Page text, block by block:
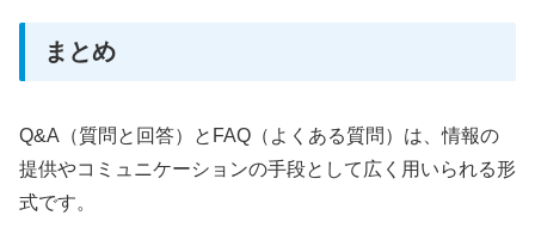
まとめ
Q&A（質問と回答）とFAQ（よくある質問）は、情報の
提供やコミュニケーションの手段として広く用いられる形
式です。